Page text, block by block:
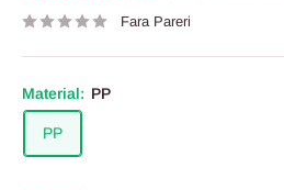
Fara Pareri
Material: PP
PP